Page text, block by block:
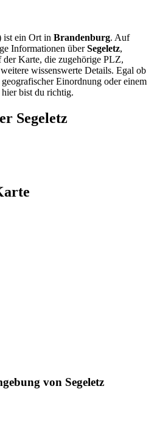
ist ein Ort in Brandenburg. Auf
Informationen überSegeletz,
der Karte, die zugehörige PLZ,
wissenswerte Details. Egal ob
Einordnung oder einem
bist du richtig.
Segeletz
von Segeletz